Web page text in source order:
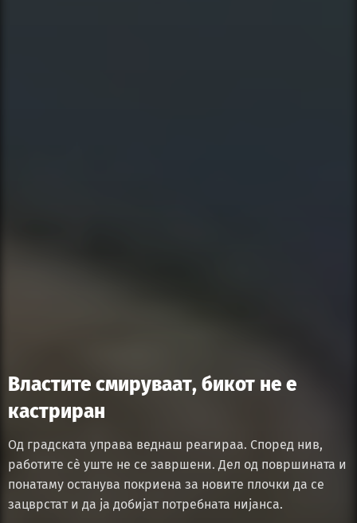
Властите смируваат, бикот не е
кастриран
Од градската управа веднаш реагираа. Според нив,
работите сè уште не се завршени. Дел од површината и
понатаму останува покриена за новите плочки да се
зацврстат и да ја добијат потребната нијанса.